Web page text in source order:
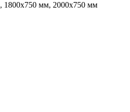
1800х750 мм, 2000х750 мм